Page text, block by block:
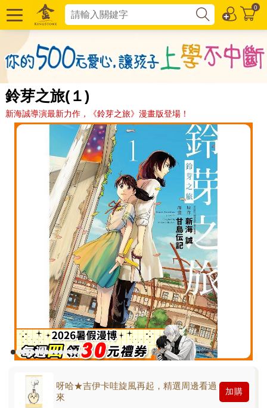
0
鈴芽之旅(１)
新海誠導演最新力作，《鈴芽之旅》漫畫版登場！
呀哈★吉伊卡哇旋風再起，精選周邊看過
來
加購